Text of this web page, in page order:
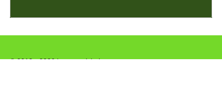
© 2018 - 2026 bewegenisbeleven